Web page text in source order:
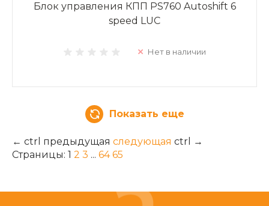
Блок управления КПП PS760 Autoshift 6
speed LUC
Нет в наличии
Показать еще
← ctrl предыдущая следующая ctrl
→
Страницы: 1 2 3 ... 64 65